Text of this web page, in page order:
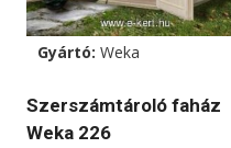
változatok
termékoldalon
választhatók
Gyártó: Weka
Szerszámtároló faház
Weka 226